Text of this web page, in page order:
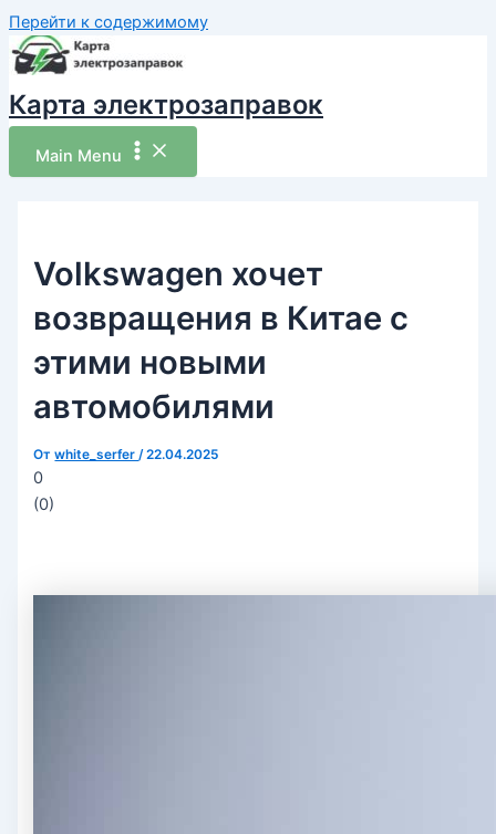
Перейти к содержимому
Карта электрозаправок
Main Menu
Volkswagen хочет
возвращения в Китае с
этими новыми
автомобилями
Отwhite_serfer/22.04.2025
0
(0)